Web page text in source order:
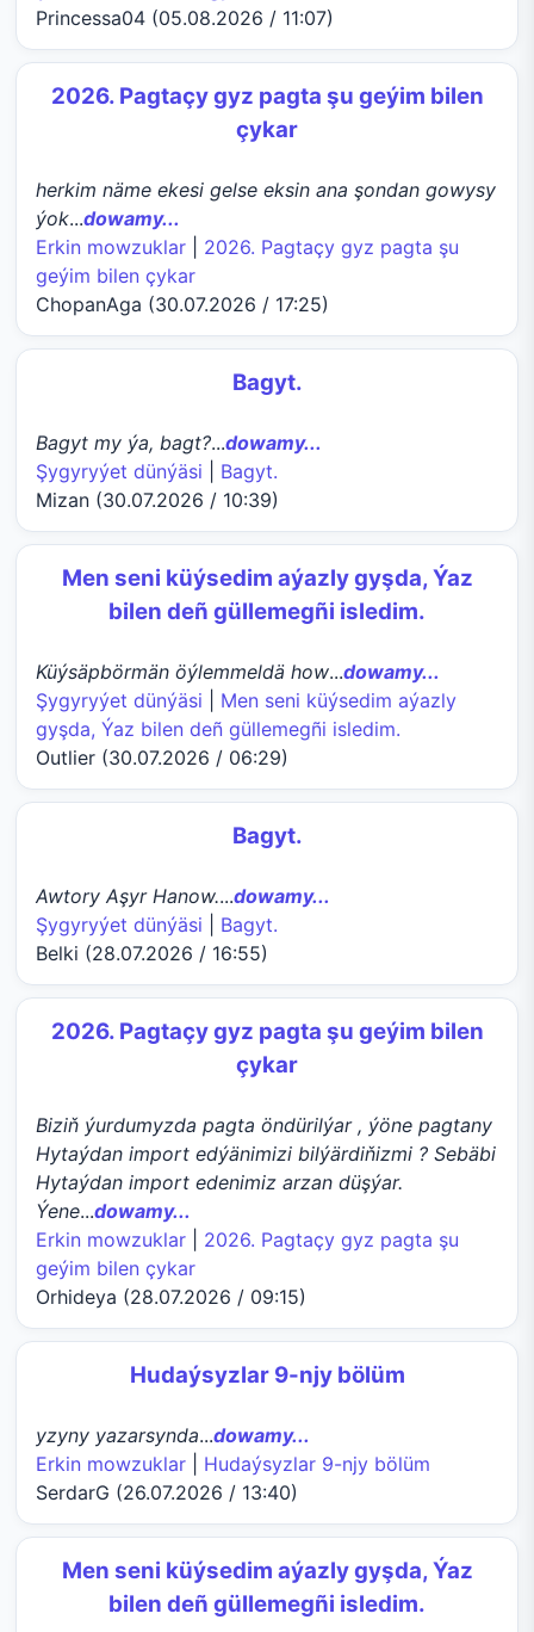
Princessa04 (05.08.2026 / 11:07)
2026. Pagtaçy gyz pagta şu geýim bilen
çykar
herkim näme ekesi gelse eksin ana şondan gowysy
ýok...dowamy...
Erkin mowzuklar
2026. Pagtaçy gyz pagta şu
geýim bilen çykar
ChopanAga (30.07.2026 / 17:25)
Bagyt.
Bagyt my ýa, bagt?...dowamy...
Şygyryýet dünýäsi
Bagyt.
Mizan (30.07.2026 / 10:39)
Men seni küýsedim aýazly gyşda, Ýaz
bilen deñ güllemegñi isledim.
Küýsäpbörmän öýlemmeldä how...dowamy...
Şygyryýet dünýäsi
Men seni küýsedim aýazly
gyşda, Ýaz bilen deñ güllemegñi isledim.
Outlier (30.07.2026 / 06:29)
Bagyt.
Awtory Aşyr Hanow....dowamy...
Şygyryýet dünýäsi
Bagyt.
Belki (28.07.2026 / 16:55)
2026. Pagtaçy gyz pagta şu geýim bilen
çykar
Biziň ýurdumyzda pagta öndürilýar , ýöne pagtany
Hytaýdan import edýänimizi bilýärdiňizmi ? Sebäbi
Hytaýdan import edenimiz arzan düşýar.
Ýene...dowamy...
Erkin mowzuklar
2026. Pagtaçy gyz pagta şu
geýim bilen çykar
Orhideya (28.07.2026 / 09:15)
Hudaýsyzlar 9-njy bölüm
yzyny yazarsynda...dowamy...
Erkin mowzuklar
Hudaýsyzlar 9-njy bölüm
SerdarG (26.07.2026 / 13:40)
Men seni küýsedim aýazly gyşda, Ýaz
bilen deñ güllemegñi isledim.